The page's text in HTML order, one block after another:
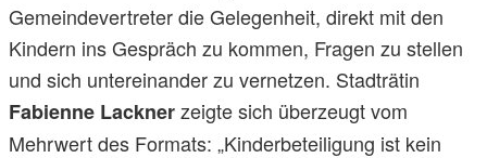
Gemeindevertreter die Gelegenheit, direkt mit den
Kindern ins Gespräch zu kommen, Fragen zu stellen
und sich untereinander zu vernetzen. Stadträtin
Fabienne Lacknerzeigte sich überzeugt vom
Mehrwert des Formats: „Kinderbeteiligung ist kein